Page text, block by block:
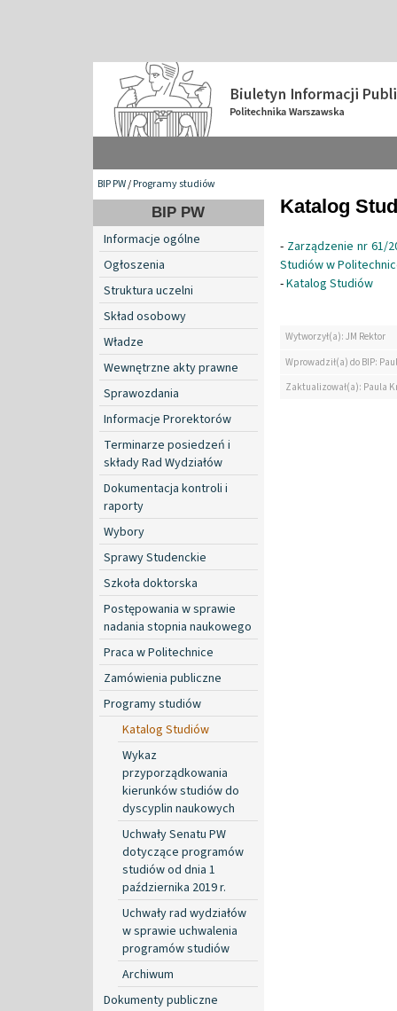
BIP PW/Programy studiów
BIP PW
Informacje ogólne
Ogłoszenia
Struktura uczelni
Skład osobowy
Władze
Wewnętrzne akty prawne
Sprawozdania
Informacje Prorektorów
Terminarze posiedzeń i
składy Rad Wydziałów
Dokumentacja kontroli i
raporty
Wybory
Sprawy Studenckie
Szkoła doktorska
Postępowania w sprawie
nadania stopnia naukowego
Praca w Politechnice
Zamówienia publiczne
Programy studiów
Katalog Studiów
Wykaz
przyporządkowania
kierunków studiów do
dyscyplin naukowych
Uchwały Senatu PW
dotyczące programów
studiów od dnia 1
października 2019 r.
Uchwały rad wydziałów
w sprawie uchwalenia
programów studiów
Archiwum
Dokumenty publiczne
Katalog
- Zarządzenie nr 61/
Studiów w
-Katalog Studiów
Wytworzył(a): JM Rektor
Wprowadził(a) do BIP:
Zaktualizował(a): Paula